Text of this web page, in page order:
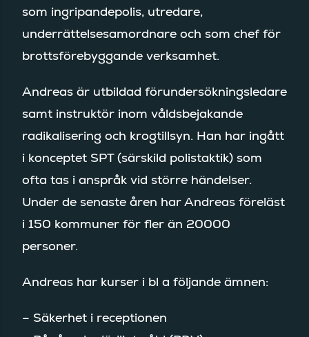
som ingripandepolis, utredare,
underrättelsesamordnare och som chef för
brottsförebyggande verksamhet.
Andreas är utbildad förundersökningsledare
samt instruktör inom våldsbejakande
radikalisering och krogtillsyn. Han har ingått
i konceptet SPT (särskild polistaktik) som
ofta tas i anspråk vid större händelser.
Under de senaste åren har Andreas föreläst
i 150 kommuner för fler än 20000
personer.
Andreas har kurser i bl a följande ämnen:
– Säkerhet i receptionen